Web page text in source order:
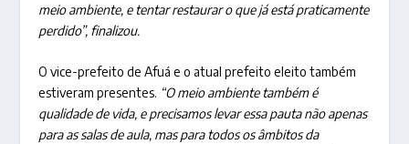
meio ambiente, e tentar restaurar o que já está praticamente
perdido”, finalizou.
O vice-prefeito de Afuá e o atual prefeito eleito também
estiveram presentes. “O meio ambiente também é
qualidade de vida, e precisamos levar essa pauta não apenas
para as salas de aula, mas para todos os âmbitos da